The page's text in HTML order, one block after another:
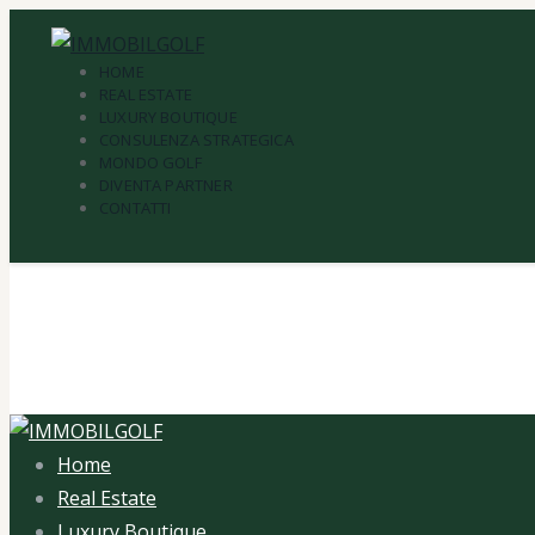
HOME
REAL ESTATE
LUXURY BOUTIQUE
CONSULENZA STRATEGICA
MONDO GOLF
DIVENTA PARTNER
CONTATTI
Home
Real Estate